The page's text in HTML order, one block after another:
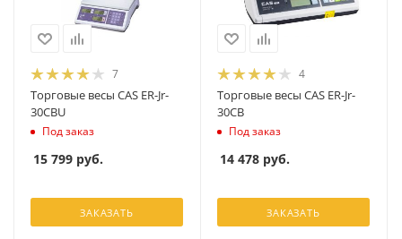
7
Торговые весы CAS ER-Jr-
30CBU
Под заказ
15 799 руб.
ЗАКАЗАТЬ
4
Торговые весы CAS ER-Jr-
30CB
Под заказ
14 478 руб.
ЗАКАЗАТЬ